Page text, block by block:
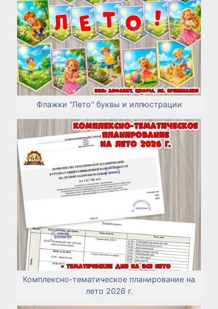
Флажки "Лето" буквы и иллюстрации
Комплексно-тематическое планирование на
лето 2026 г.